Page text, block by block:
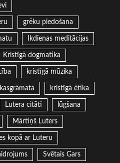
grēku piedošana
Ikdienas meditācijas
Kristīgā dogmatika
kristīgā mūzika
kristīgā ētika
Lutera citāti lūgšana
Mārtiņš Luters
kopā ar Luteru
Svētais Gars